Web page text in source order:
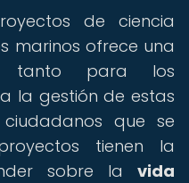
de ciencia
marinos ofrece una
tanto para los
la gestión de estas
que se
tienen la
sobre la vida